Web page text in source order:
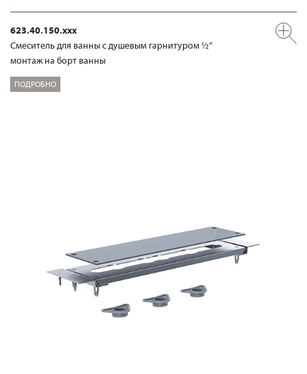
623.40.150.xxx
Смеситель для ванны с душевым гарнитуром ½“
монтаж на борт ванны
ПОДРОБНО